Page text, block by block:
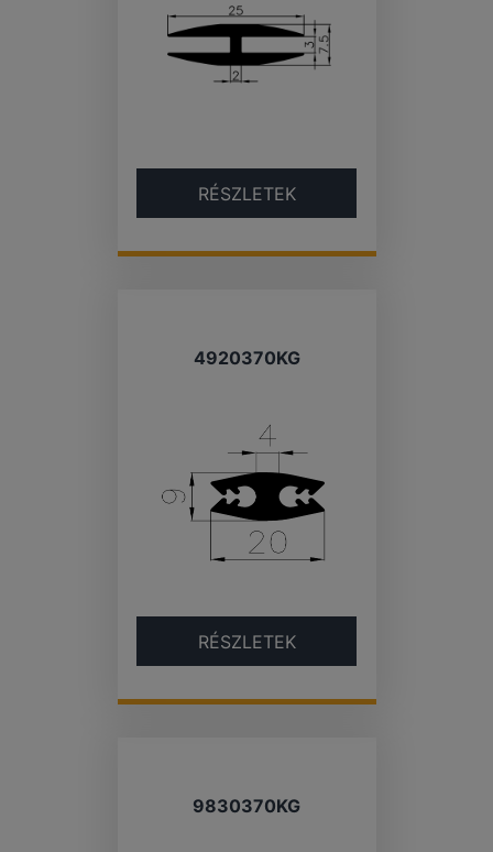
RÉSZLETEK
4920370KG
RÉSZLETEK
9830370KG